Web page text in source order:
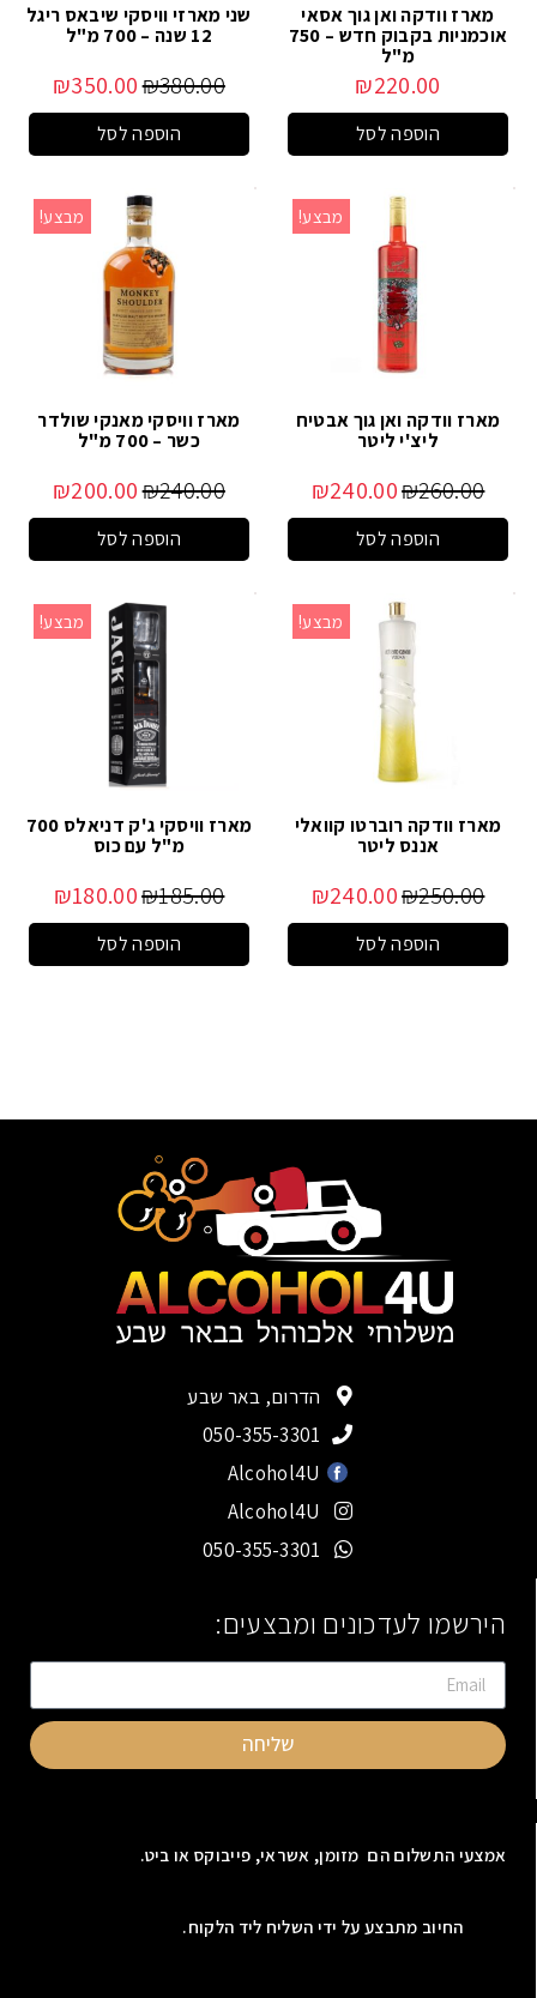
מארז וודקה ואן גוך אסאי
אוכמניות בקבוק חדש – 750
מ"ל
₪220.00
הוספה לסל
שני מארזי וויסקי שיבאס ריגל
12 שנה – 700 מ"ל
₪380.00
₪350.00
הוספה לסל
מבצע!
מארז וודקה ואן גוך אבטיח
ליצ'י ליטר
₪260.00
₪240.00
הוספה לסל
מבצע!
מארז וויסקי מאנקי שולדר
כשר – 700 מ"ל
₪240.00
₪200.00
הוספה לסל
מבצע!
מארז וודקה רוברטו קוואלי
אננס ליטר
₪250.00
₪240.00
הוספה לסל
מבצע!
מארז וויסקי ג'ק דניאלס 700
מ"ל עם כוס
₪185.00
₪180.00
הוספה לסל
הדרום, באר שבע
050-355-3301
Alcohol4U
Alcohol4U
050-355-3301
הירשמו לעדכונים ומבצעים:
שליחה
אמצעי התשלום הם מזומן, אשראי, פייבוקס או ביט.
החיוב מתבצע על ידי השליח ליד הלקוח.